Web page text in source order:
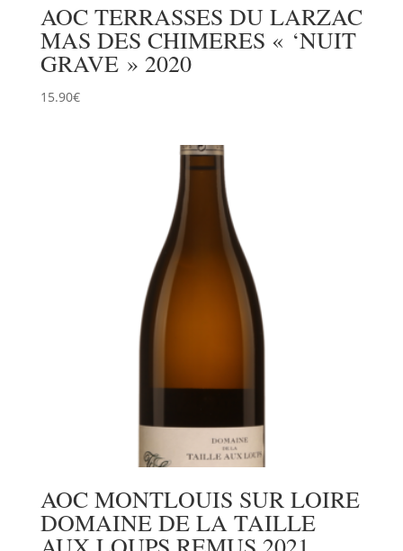
AOC TERRASSES DU LARZAC
MAS DES CHIMERES « ‘NUIT
GRAVE » 2020
15.90€
AOC MONTLOUIS SUR LOIRE
DOMAINE DE LA TAILLE